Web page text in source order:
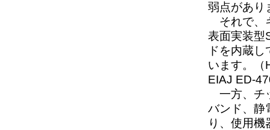
弱点があり
それで、
表面実装型
ドを内蔵
います。（
EIAJ ED-
一方、チ
バンド、静
り、使用